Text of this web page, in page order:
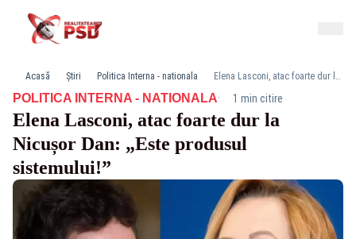
Acasă Știri Politica Interna - nationala Elena Lasconi, atac foarte dur la Nicușor Dan: „Este produsul sistemului!”
POLITICA INTERNA - NATIONALA· 1 min citire
Elena Lasconi, atac foarte dur la
Nicușor Dan: „Este produsul
sistemului!”